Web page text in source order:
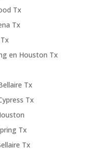
Tx
Tx
en Houston Tx
Tx
Tx
Tx
Tx